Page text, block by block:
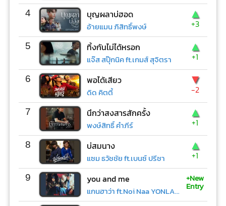
4 บุญผลาบ่ฮอด
อ้ายแมน ภิสิทธิ์พงษ์
▲
+3
5 ทิ้งกันไม่ได้หรอก
แจ๊ส สปุ๊กนิค ft.เกมส์ สุจิตรา
▲
+1
6 พอได้เสียว
ดิด คิตตี้
▼
-2
7 นึกว่าสงสารสักครั้ง
พงษ์สิทธิ์ คำภีร์
▲
+1
8 บ่สมนาง
แซม ธวัชชัย ft.เบนซ์ ปรีชา
▲
+1
9 you and me
แกนฮาว่า ft.Noi Naa YONLAPA
+New
Entry